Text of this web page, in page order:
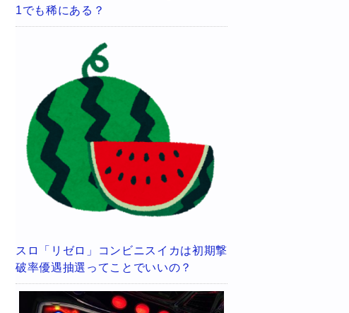
1でも稀にある？
スロ「リゼロ」コンビニスイカは初期撃
破率優遇抽選ってことでいいの？